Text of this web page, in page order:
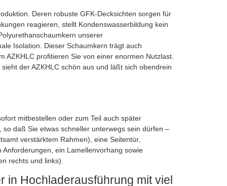
Deren robuste GFK-Decksichten sorgen für
reagieren, stellt Kondenswasserbildung kein
unserer
Isolation. Dieser Schaumkern trägt auch
profitieren Sie von einer enormen Nutzlast.
der AZKHLC schön aus und läßt sich obendrein
mitbestellen oder zum Teil auch später
daß Sie etwas schneller unterwegs sein dürfen –
verstärktem Rahmen), eine Seitentür,
ein Lamellenvorhang sowie
rechts und links).
in Hochladerausführung mit viel